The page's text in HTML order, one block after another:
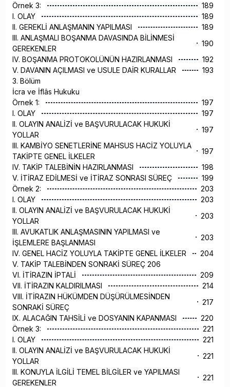
Örnek 3:
189
I. OLAY
189
II. GEREKLİ ANLAŞMANIN YAPILMASI
189
III. ANLAŞMALI BOŞANMA DAVASINDA BİLİNMESİ
GEREKENLER
190
IV. BOŞANMA PROTOKOLÜNÜN HAZIRLANMASI
192
V. DAVANIN AÇILMASI ve USULE DAİR KURALLAR
193
3. Bölüm
İcra ve İflâs Hukuku
Örnek 1:
197
I. OLAY
197
II. OLAYIN ANALİZİ ve BAŞVURULACAK HUKUKİ
YOLLAR
197
III. KAMBİYO SENETLERİNE MAHSUS HACİZ YOLUYLA
TAKİPTE GENEL İLKELER
197
IV. TAKİP TALEBİNİN HAZIRLANMASI
198
V. İTİRAZ EDİLMESİ ve İTİRAZ SONRASI SÜREÇ
199
Örnek 2:
203
I. OLAY
203
II. OLAYIN ANALİZİ ve BAŞVURULACAK HUKUKİ
YOLLAR
203
III. AVUKATLIK ANLAŞMASININ YAPILMASI ve
İŞLEMLERE BAŞLANMASI
203
IV. GENEL HACİZ YOLUYLA TAKİPTE GENEL İLKELER
204
V. TAKİP TALEBİNDEN SONRAKİ SÜREÇ 206
VI. İTİRAZIN İPTALİ
209
VII. İTİRAZIN KALDIRILMASI
214
VIII. İTİRAZIN HÜKÜMDEN DÜŞÜRÜLMESİNDEN
SONRAKİ SÜREÇ
217
IX. ALACAĞIN TAHSİLİ ve DOSYANIN KAPANMASI
220
Örnek 3:
221
I. OLAY
221
II. OLAYIN ANALİZİ ve BAŞVURULACAK HUKUKİ
YOLLAR
221
III. KONUYLA İLGİLİ TEMEL BİLGİLER ve YAPILMASI
GEREKENLER
221